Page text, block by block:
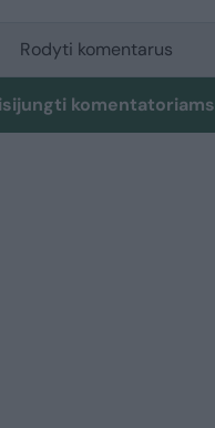
Rodyti komentarus
komentatoriams